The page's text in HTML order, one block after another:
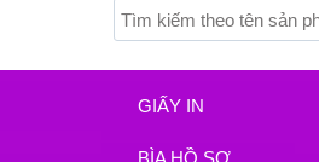
GIẤY IN
BÌA HỒ SƠ